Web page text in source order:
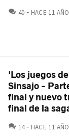
40 COMENTARIOS
HACE 11
'Los juegos
Sinsajo -
final y nuevo
final de la
14 COMENTARIOS
HACE 11